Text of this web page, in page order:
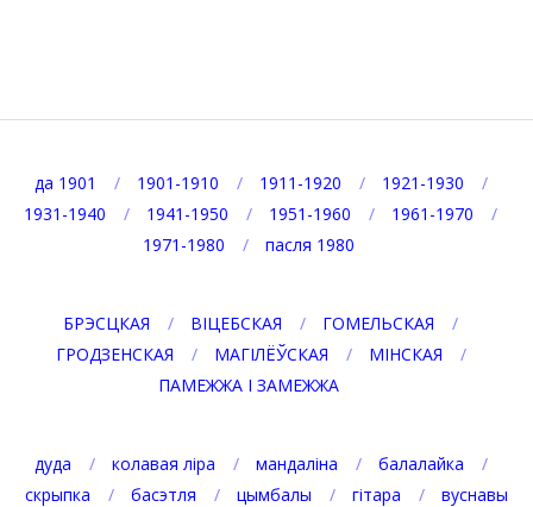
да 1901 1901-1910 1911-1920
1921-1930
1931-1940
1941-1950 1951-1960
1961-1970
1971-1980
пасля 1980
БРЭСЦКАЯ ВІЦЕБСКАЯ
ГОМЕЛЬСКАЯ
ГРОДЗЕНСКАЯ
МАГІЛЁЎСКАЯ
МІНСКАЯ
ПАМЕЖЖА І ЗАМЕЖЖА
дуда колавая ліра мандаліна
балалайка
скрыпка
басэтля цымбалы гітара
вуснавы